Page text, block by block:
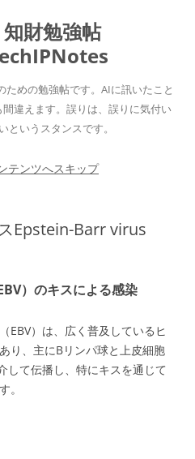
財勉強帖
ための勉強帖です。AIに訊いたこと
違えます。誤りは、誤りに気付い
というスタンスです。
テンツへスキップ
Epstein-Barr virus
）のキスによる感染
EBV）は、広く普及しているヒ
り、主にBリンパ球と上皮細胞
して伝播し、特にキスを通じて
。